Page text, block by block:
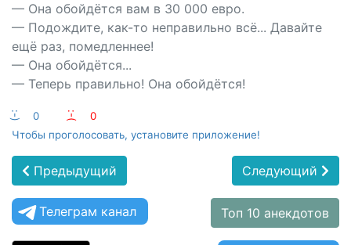
— Она обойдётся вам в 30 000 евро.
— Подождите, как-то неправильно всё... Давайте
ещё раз, помедленнее!
— Она обойдётся...
— Теперь правильно! Она обойдётся!
:-) 0 :-(
0
Чтобы проголосовать, установите приложение!
Предыдущий Следующий
Телеграм канал Топ 10 анекдотов